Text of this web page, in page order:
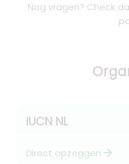
Nog vragen? Check
IUCN NL
Direct opzeggen arrow_forward